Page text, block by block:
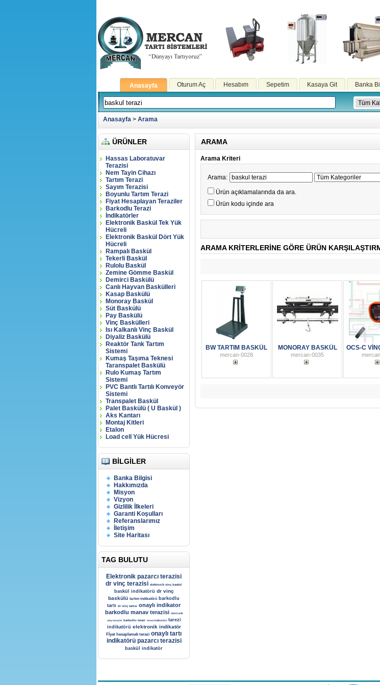
Anasayfa Oturum Aç Hesabım Sepetim Kasaya Git Banka
Anasayfa > Arama
ÜRÜNLER
Hassas Laboratuvar
Terazisi
Nem Tayin Cihazı
Tartım Terazi
Sayım Terazisi
Boyunlu Tartım Terazi
Fiyat Hesaplayan Teraziler
Barkodlu Terazi
İndikatörler
Elektronik Baskül Tek Yük
Hücreli
Elektronik Baskül Dört Yük
Hücreli
Rampalı Baskül
Tekerli Baskül
Rulolu Baskül
Zemine Gömme Baskül
Demirci Baskülü
Canlı Hayvan Baskülleri
Kasap Baskülü
Monoray Baskül
Süt Baskülü
Pay Baskülü
Vinç Baskülleri
Isı Kalkanlı Vinç Baskül
Diyaliz Baskülü
Reaktör Tank Tartım
Sistemi
Kumaş Taşıma Teknesi
Taranspalet Baskülü
Rulo Kumaş Tartım
Sistemi
PVC Bantlı Tartılı Konveyör
Sistemi
Transpalet Baskül
Palet Baskülü ( U Baskül )
Aks Kantarı
Montaj Kitleri
Etalon
Load cell Yük Hücresi
BILGILER
Banka Bilgisi
Hakkımızda
Misyon
Vizyon
Gizlilik İlkeleri
Garanti Koşulları
Referanslarımız
İletişim
Site Haritası
TAG BULUTU
Elektronik pazarcı terazisi
dr vinç terazisi elektronik vinç baskül
baskül indikatörü dr vinç
baskülü tartım indikatörü barkodlu
tartı
dr vinç tartısı onaylı indikator
barkodlu manav terazisi elektronik
vinç terazisi barkodlu terazi terazi indikatörü tarezi
indikatörü elektronik indikatör
Fİyat hesaplamalı terazi onaylı tartı
indikatörü pazarcı terazisi
baskül indikatör
ARAMA
Arama Kriteri
Arama:
Ürün açıklamalarında da ara.
Ürün kodu içinde ara
ARAMA KRITERLERINE GÖRE ÜRÜN
BW TARTIM BASKÜL
mercan-0028
MONORAY BASKÜL
mercan-0035
OCS-C